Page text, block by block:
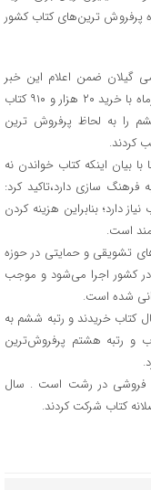
پرفروش ترین‌های کتاب کشور
گیلان ضمن اعلام این خبر
بیان کرد: گیلانیان طی روزهای ۲۹ آبان ماه تا سوم آذرماه با خرید ۲۰ هزار و ۹۱۰ کتاب
را به لحاظ پرفروش ترین
کردند.
با بیان اینکه کتاب خواندن نه
سازی دارد،تاکید کرد:
دارد؛ بنابراین هزینه کردن
است.
تشویقی و حمایتی در حوزه
ترویج فرهنگ کتاب و کتابخوانی است که از سال ۹۴ در کشور اجرا می‌شود و موجب
شده است.
کتاب، نزدیک به ۱۱ میلیارد ریال کتاب خریدند و رتبه ششم به
و رتبه هشتم پرفروش‌ترین
در گیلان فعال است که ۵۳ کتاب فروشی در رشت است . سال